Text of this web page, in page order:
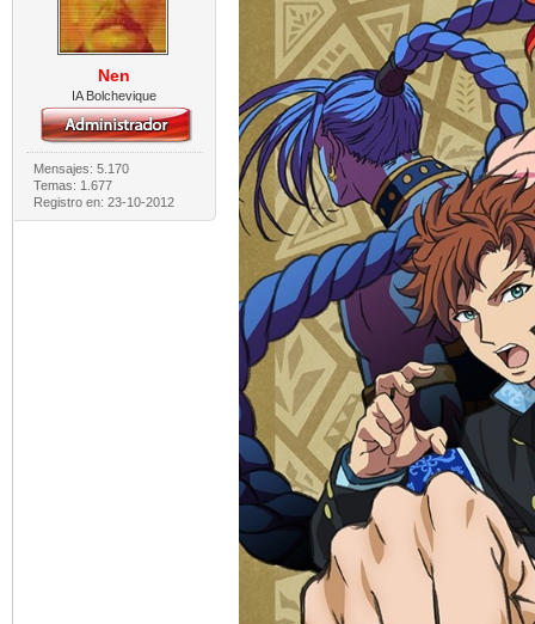
Nen
IA Bolchevique
Mensajes: 5.170
Temas: 1.677
Registro en: 23-10-2012